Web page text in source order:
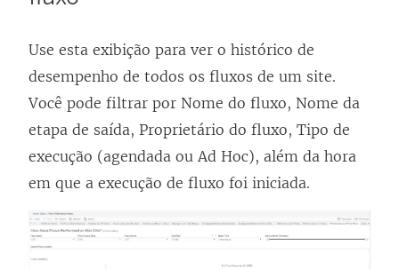
Use esta exibição para ver o histórico de
desempenho de todos os fluxos de um site.
Você pode filtrar por Nome do fluxo, Nome da
etapa de saída, Proprietário do fluxo, Tipo de
execução (agendada ou Ad Hoc), além da hora
em que a execução de fluxo foi iniciada.